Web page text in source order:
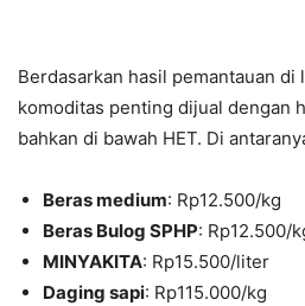
Berdasarkan hasil pemantauan di
komoditas penting dijual dengan
bahkan di bawah HET. Di
Beras medium: Rp12.500/kg
Beras Bulog SPHP: Rp12.500/
MINYAKITA: Rp15.500/liter
Daging sapi: Rp115.000/kg